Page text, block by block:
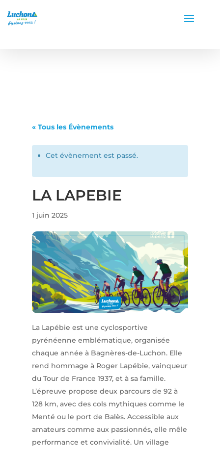
« Tous les Évènements
Cet évènement est passé.
LA LAPEBIE
1 juin 2025
La Lapébie est une cyclosportive
pyrénéenne emblématique, organisée
chaque année à Bagnères-de-Luchon. Elle
rend hommage à Roger Lapébie, vainqueur
du Tour de France 1937, et à sa famille.
L’épreuve propose deux parcours de 92 à
128 km, avec des cols mythiques comme le
Menté ou le port de Balès. Accessible aux
amateurs comme aux passionnés, elle mêle
performance et convivialité. Un village